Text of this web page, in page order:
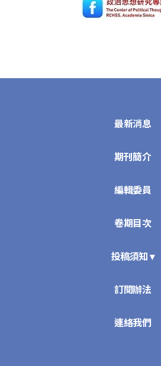
最新消息
期刊簡介
編輯委員
卷期目次
投稿須知 ▾
訂閱辦法
連絡我們